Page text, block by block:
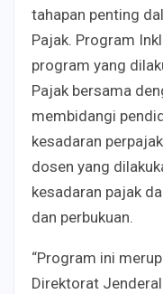
tahapan penting
Pajak. Program
program yang
Pajak bersama
membidangi
kesadaran
dosen yang
kesadaran pajak
dan perbukuan.
“Program ini
Direktorat